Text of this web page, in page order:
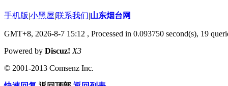
手机版|小黑屋|联系我们|山东烟台网
GMT+8, 2026-8-7 15:12 , Processed in 0.093750 second(s), 19
Powered by Discuz! X3
© 2001-2013 Comsenz Inc.